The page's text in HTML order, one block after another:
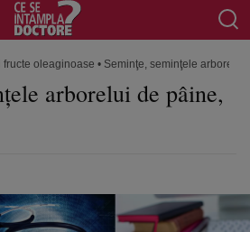
fructe oleaginoase • Seminţe, seminţele arborelui
arborelui de pâine,